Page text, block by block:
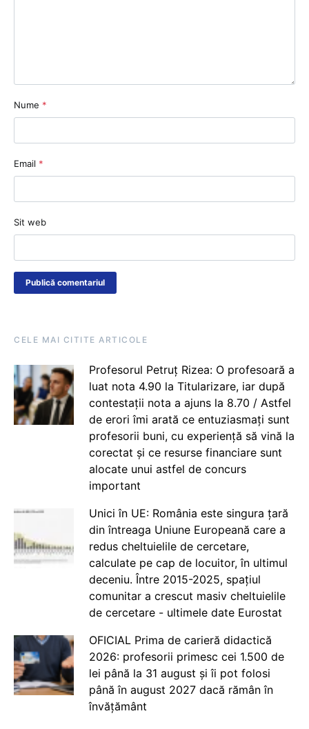
Nume *
Email *
Sit web
CELE MAI CITITE ARTICOLE
Profesorul Petruț Rizea: O profesoară a
luat nota 4.90 la Titularizare, iar după
contestații nota a ajuns la 8.70 / Astfel
de erori îmi arată ce entuziasmați sunt
profesorii buni, cu experiență să vină la
corectat și ce resurse financiare sunt
alocate unui astfel de concurs
important
Unici în UE: România este singura țară
din întreaga Uniune Europeană care a
redus cheltuielile de cercetare,
calculate pe cap de locuitor, în ultimul
deceniu. Între 2015-2025, spațiul
comunitar a crescut masiv cheltuielile
de cercetare - ultimele date Eurostat
OFICIAL Prima de carieră didactică
2026: profesorii primesc cei 1.500 de
lei până la 31 august și îi pot folosi
până în august 2027 dacă rămân în
învățământ